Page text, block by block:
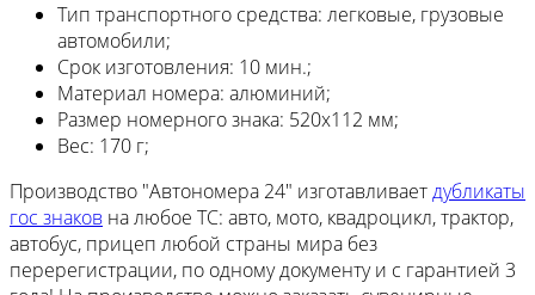
Тип транспортного средства: легковые, грузовые
автомобили;
Срок изготовления: 10 мин.;
Материал номера: алюминий;
Размер номерного знака: 520х112 мм;
Вес: 170 г;
Производство "Автономера 24" изготавливаетдубликаты
гос знаков на любое ТС: авто, мото, квадроцикл, трактор,
автобус, прицеп любой страны мира без
перерегистрации, по одному документу и с гарантией 3